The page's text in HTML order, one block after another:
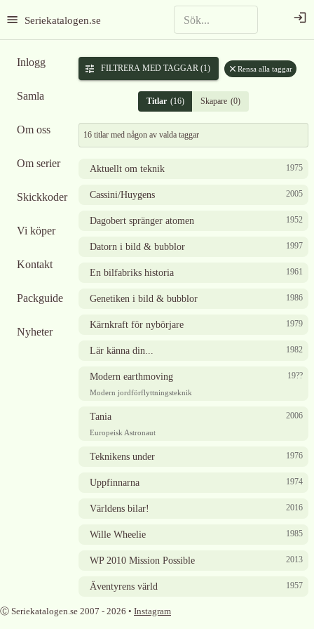
Seriekatalogen.se
Inlogg
Samla
Om oss
Om serier
Skickkoder
Vi köper
Kontakt
Packguide
Nyheter
FILTRERA MED TAGGAR (1) Rensa alla taggar
Titlar (16) Skapare (0)
16 titlar med någon av valda taggar
Aktuellt om teknik 1975
Cassini/Huygens 2005
Dagobert spränger atomen 1952
Datorn i bild & bubblor 1997
En bilfabriks historia 1961
Genetiken i bild & bubblor 1986
Kärnkraft för nybörjare 1979
Lär känna din... 1982
Modern earthmoving
Modern jordförflyttningsteknik
19??
Tania
Europeisk Astronaut
2006
Teknikens under 1976
Uppfinnarna 1974
Världens bilar! 2016
Wille Wheelie 1985
WP 2010 Mission Possible 2013
Äventyrens värld 1957
Ⓒ Seriekatalogen.se 2007 - 2026 • Instagram